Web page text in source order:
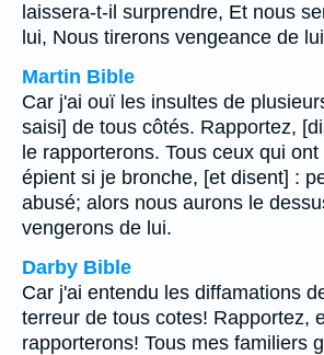
laissera-t-il surprendre, Et nous
lui, Nous tirerons vengeance de
Martin Bible
Car j'ai ouï les insultes de
saisi] de tous côtés. Rapportez,
le rapporterons. Tous ceux qui
épient si je bronche, [et disent] :
abusé; alors nous aurons le
vengerons de lui.
Darby Bible
Car j'ai entendu les diffamations
terreur de tous cotes! Rapportez,
rapporterons! Tous mes familiers